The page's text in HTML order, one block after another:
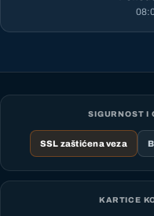
SIGURNOST I
SSL zaštićena veza
KARTICE